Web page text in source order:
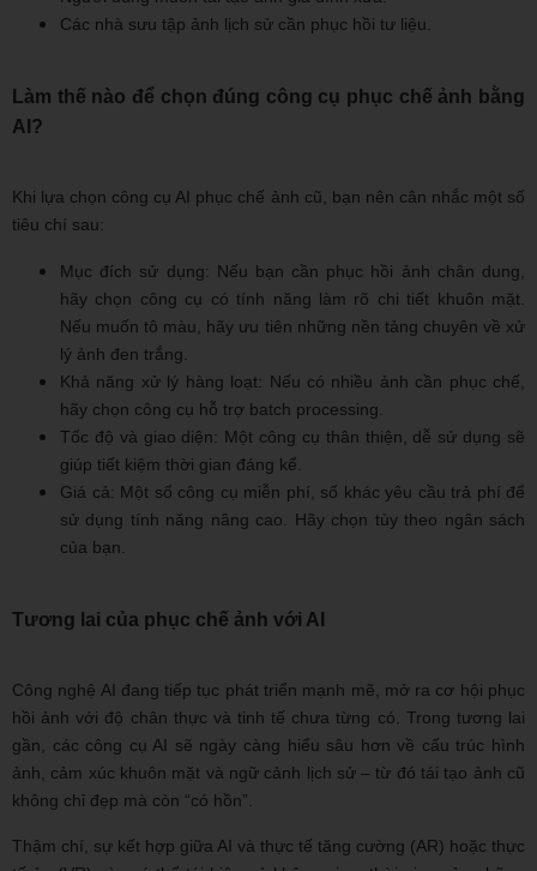
Các nhà sưu tập ảnh lịch sử cần phục hồi tư liệu.
Làm thế nào để chọn đúng công cụ phục chế ảnh bằng
AI?
Khi lựa chọn công cụ AI phục chế ảnh cũ, bạn nên cân nhắc một số
tiêu chí sau:
Mục đích sử dụng: Nếu bạn cần phục hồi ảnh chân dung,
hãy chọn công cụ có tính năng làm rõ chi tiết khuôn mặt.
Nếu muốn tô màu, hãy ưu tiên những nền tảng chuyên về xử
lý ảnh đen trắng.
Khả năng xử lý hàng loạt: Nếu có nhiều ảnh cần phục chế,
hãy chọn công cụ hỗ trợ batch processing.
Tốc độ và giao diện: Một công cụ thân thiện, dễ sử dụng sẽ
giúp tiết kiệm thời gian đáng kể.
Giá cả: Một số công cụ miễn phí, số khác yêu cầu trả phí để
sử dụng tính năng nâng cao. Hãy chọn tùy theo ngân sách
của bạn.
Tương lai của phục chế ảnh với AI
Công nghệ AI đang tiếp tục phát triển mạnh mẽ, mở ra cơ hội phục
hồi ảnh với độ chân thực và tinh tế chưa từng có. Trong tương lai
gần, các công cụ AI sẽ ngày càng hiểu sâu hơn về cấu trúc hình
ảnh, cảm xúc khuôn mặt và ngữ cảnh lịch sử – từ đó tái tạo ảnh cũ
không chỉ đẹp mà còn “có hồn”.
Thậm chí, sự kết hợp giữa AI và thực tế tăng cường (AR) hoặc thực